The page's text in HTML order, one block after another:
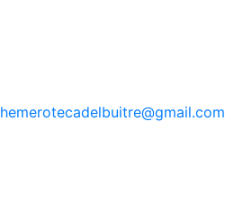
hemerotecadelbuitre@gmail.com